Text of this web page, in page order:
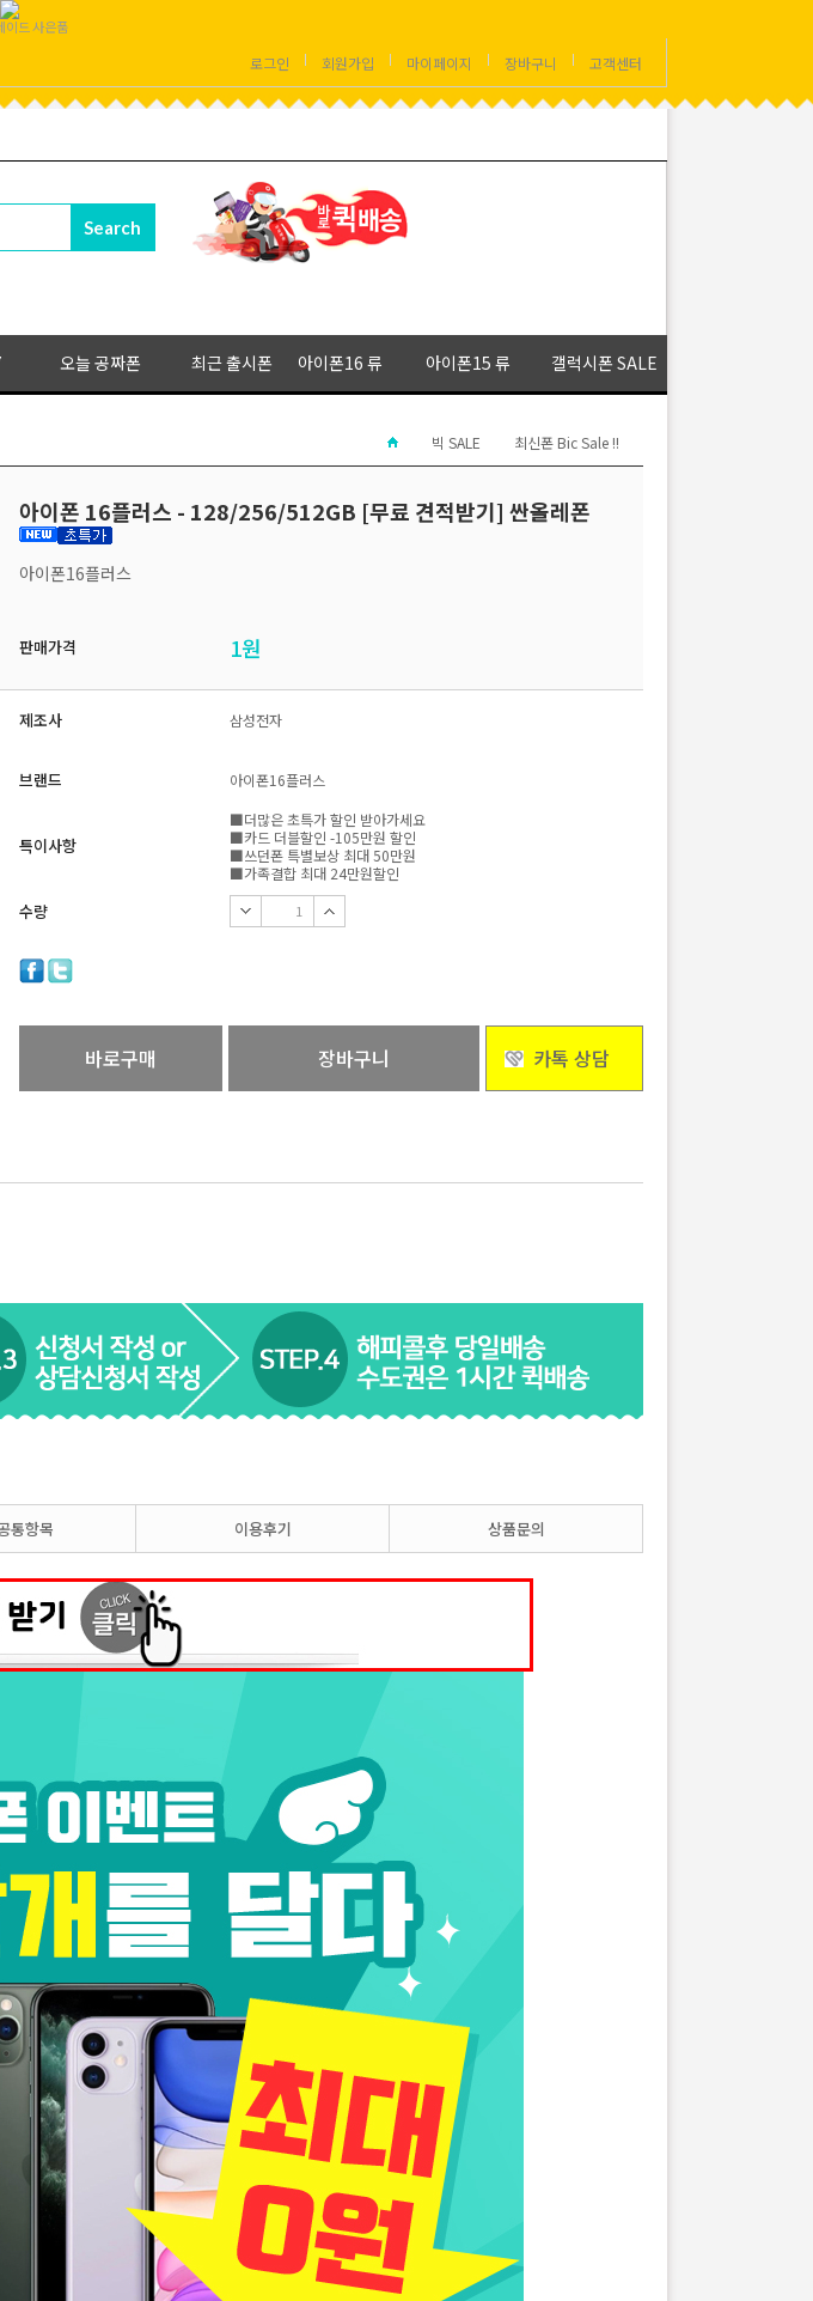
로그인 회원가입 마이페이지 장바구니 고객센터
오늘 공짜폰 최근 출시폰 아이폰16 류 아이폰15 류 갤럭시폰 SALE
빅 SALE 최신폰 Bic Sale !!
아이폰 16플러스 - 128/256/512GB [무료 견적받기] 싼올레폰
아이폰16플러스
판매가격 1원
제조사 삼성전자
브랜드 아이폰16플러스
특이사항
■더많은 초특가 할인 받아가세요
■카드 더블할인 -105만원 할인
■쓰던폰 특별보상 최대 50만원
■가족결합 최대 24만원할인
수량
바로구매 장바구니 카톡 상담
통항목 이용후기 상품문의